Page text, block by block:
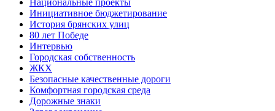
Национальные проекты
Инициативное бюджетирование
История брянских улиц
80 лет Победе
Интервью
Городская собственность
ЖКХ
Безопасные качественные дороги
Комфортная городская среда
Дорожные знаки